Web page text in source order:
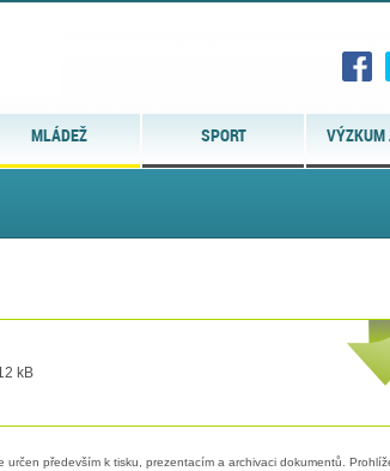
MLÁDEŽ SPORT VÝZKUM
kB
určen především k tisku, prezentacím a archivaci dokumentů.